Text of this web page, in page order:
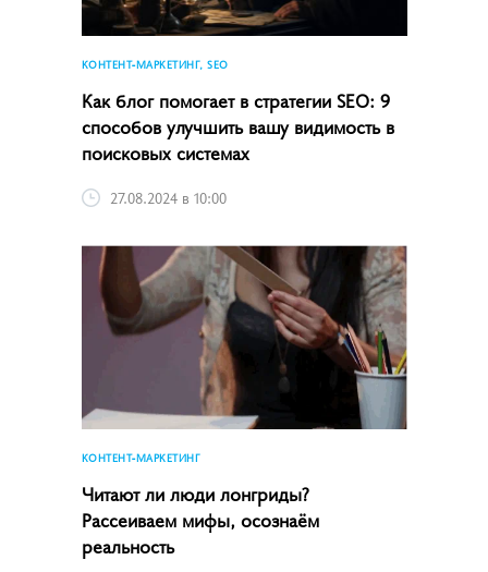
КОНТЕНТ-МАРКЕТИНГ, SEO
Как блог помогает в стратегии SEO: 9
способов улучшить вашу видимость в
поисковых системах
27.08.2024 в 10:00
КОНТЕНТ-МАРКЕТИНГ
Читают ли люди лонгриды?
Рассеиваем мифы, осознаём
реальность